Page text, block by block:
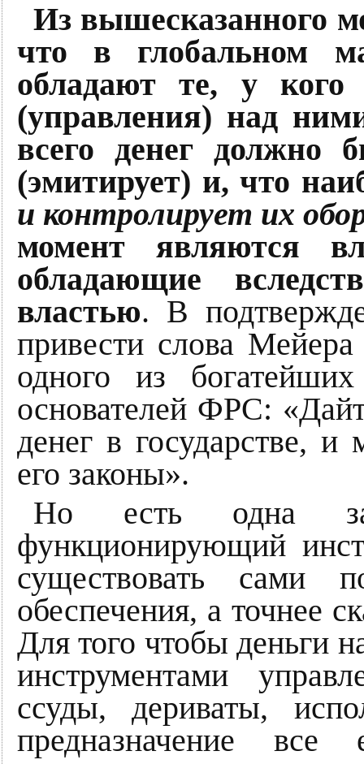
Из вышесказанного
что в глобальном
обладают те, у
(управления) над
всего денег должно
(эмитирует) и, что
и контролирует их
момент являются
обладающие
властью. В
привести слова
одного из
основателей ФРС:
денег в государстве, и
его законы».
Но есть одна
функционирующий
существовать сами
обеспечения, а точнее
Для того чтобы деньги
инструментами
ссуды, дериваты,
предназначение